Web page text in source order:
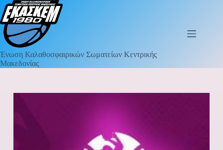
Ένωση Καλαθοσφαιρικών Σωματείων Κεντρικής
Μακεδονίας